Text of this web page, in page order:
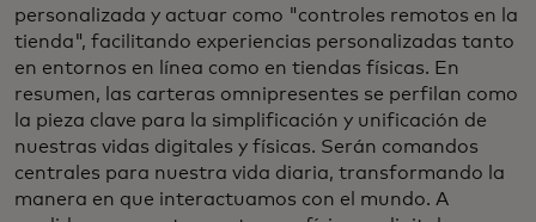
personalizada y actuar como "controles remotos en la
tienda", facilitando experiencias personalizadas tanto
en entornos en línea como en tiendas físicas. En
resumen, las carteras omnipresentes se perfilan como
la pieza clave para la simplificación y unificación de
nuestras vidas digitales y físicas. Serán comandos
centrales para nuestra vida diaria, transformando la
manera en que interactuamos con el mundo. A